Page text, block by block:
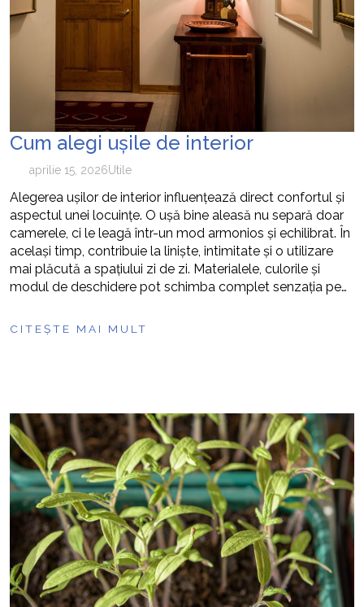
Cum alegi ușile de interior
aprilie 15, 2026Utile
Alegerea ușilor de interior influențează direct confortul și
aspectul unei locuințe. O ușă bine aleasă nu separă doar
camerele, ci le leagă într-un mod armonios și echilibrat. În
același timp, contribuie la liniște, intimitate și o utilizare
mai plăcută a spațiului zi de zi. Materialele, culorile și
modul de deschidere pot schimba complet senzația pe…
CITEȘTE MAI MULT